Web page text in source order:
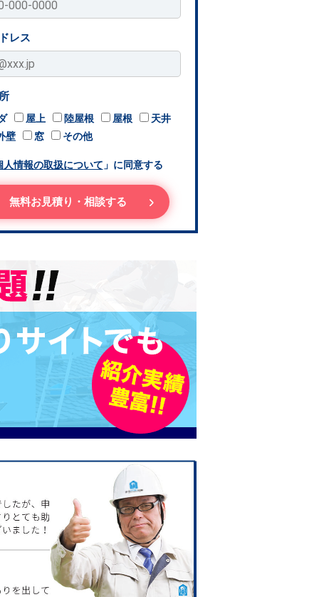
レス
屋上 陸屋根 屋根
天井
壁
窓 その他
人情報の取扱について 」に同意する
無料お見積り・相談する